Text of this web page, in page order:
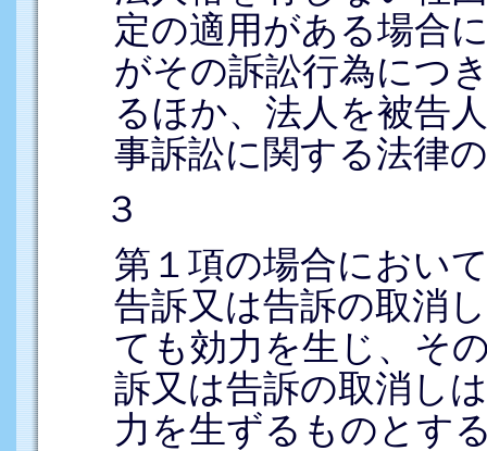
定の適用がある場合
がその訴訟行為につ
るほか、法人を被告
事訴訟に関する法律
３
第１項の場合におい
告訴又は告訴の取消
ても効力を生じ、そ
訴又は告訴の取消し
力を生ずるものとす